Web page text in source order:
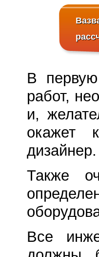
В первую
работ,
и,
окажет
дизайнер.
Также
Все